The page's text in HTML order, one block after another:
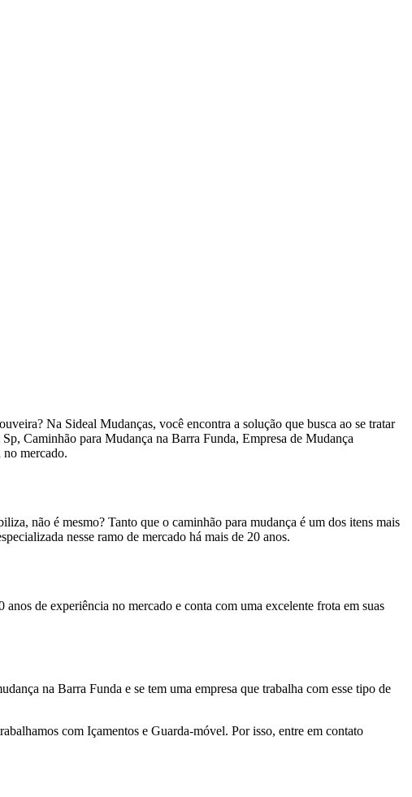
Na Sideal Mudanças, você encontra a solução que busca ao se tratar
Caminhão para Mudança na Barra Funda, Empresa de Mudança
no mercado.
não é mesmo? Tanto que o caminhão para mudança é um dos itens mais
nesse ramo de mercado há mais de 20 anos.
de experiência no mercado e conta com uma excelente frota em suas
na Barra Funda e se tem uma empresa que trabalha com esse tipo de
com Içamentos e Guarda-móvel. Por isso, entre em contato